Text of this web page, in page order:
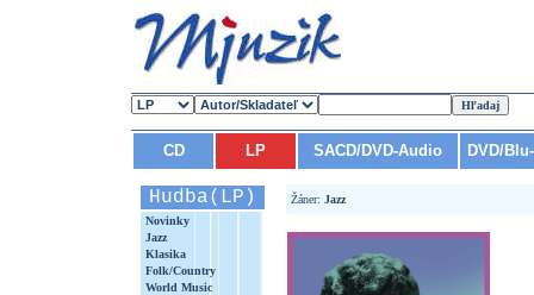
CD LP SACD/DVD-Audio DVD/
Hudba(LP)
Novinky
Jazz
Klasika
Folk/Country
World Music
Žáner: Jazz